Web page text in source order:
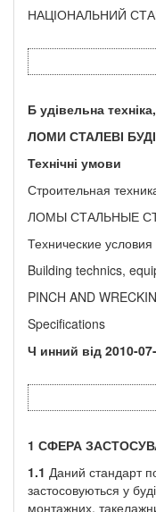
НАЦІОНАЛЬНИЙ
Б удівельна
ЛОМИ СТАЛЕВІ
Технічні умови
Строительная
ЛОМЫ СТАЛЬНЫЕ
Технические условия
Building technics,
PINCH AND
Specifications
Ч инний від 2010-
1 СФЕРА
1.1 Даний стандарт
застосовуються у
монтажних,